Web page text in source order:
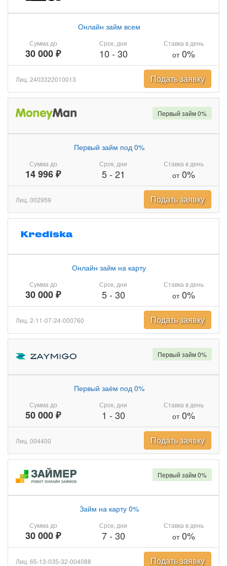
Сумма до
30 000 ₽
Онлайн займ всем
Срок, дни
10 - 30
Ставка в день
от0%
Лиц. 2403322010013 Подать заявку
Сумма до
14 996 ₽
Первый займ под 0%
Срок, дни
5- 21
Ставка в день
от0%
Первый займ 0%
Лиц. 002959 Подать заявку
Сумма до
30 000 ₽
Онлайн займ на карту
Срок, дни
5- 30
Ставка в день
от0%
Лиц. 2-11-07-24-000760 Подать заявку
Сумма до
50 000 ₽
Первый заём под 0%
Срок, дни
1 - 30
Ставка в день
от0%
Первый займ 0%
Лиц. 004400 Подать заявку
Сумма до
30 000 ₽
Займ на карту 0%
Срок, дни
7- 30
Ставка в день
от0%
Первый займ 0%
Лиц. 65-13-035-32-004088 Подать заявку